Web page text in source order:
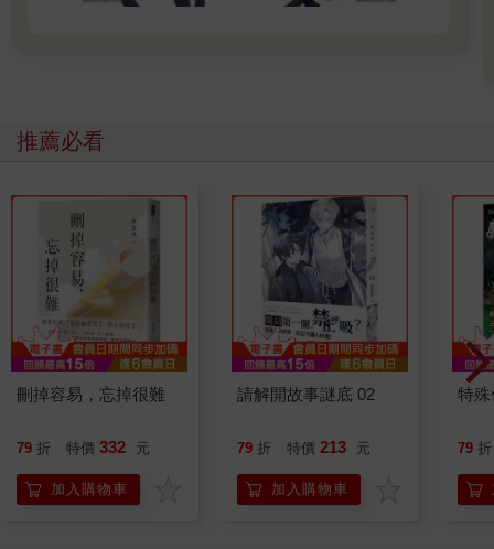
推薦必看
刪掉容易，忘掉很難
79 折 特價 332 元
加入購物車
請解開故事謎底 02
79 折 特價 213 元
加入購物車
特
79 折